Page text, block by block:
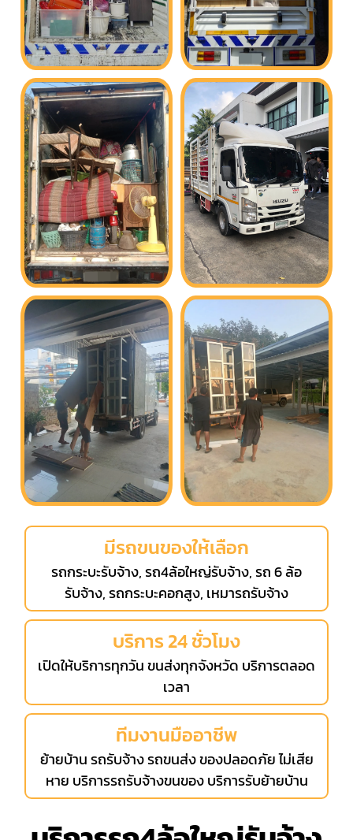
มีรถขนของให้เลือก
รถกระบะรับจ้าง, รถ4ล้อใหญ่รับจ้าง, รถ 6 ล้อ
รับจ้าง, รถกระบะคอกสูง, เหมารถรับจ้าง
บริการ 24 ชั่วโมง
เปิดให้บริการทุกวัน ขนส่งทุกจังหวัด บริการตลอด
เวลา
ทีมงานมืออาชีพ
ย้ายบ้าน รถรับจ้าง รถขนส่ง ของปลอดภัย ไม่เสีย
หาย บริการรถรับจ้างขนของ บริการรับย้ายบ้าน